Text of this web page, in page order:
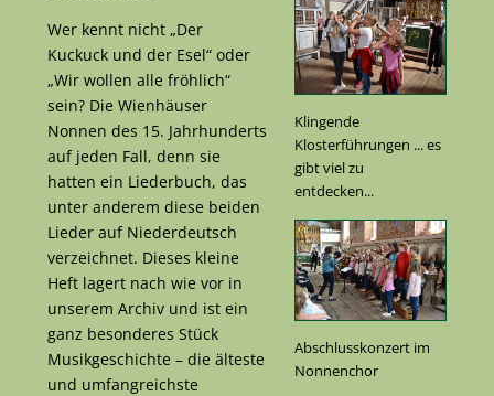
Klingende
Klosterführungen ... es
gibt viel zu
entdecken...
Abschlusskonzert im
Nonnenchor
Wer kennt nicht „Der
Kuckuck und der Esel“ oder
„Wir wollen alle fröhlich“
sein? Die Wienhäuser
Nonnen des 15. Jahrhunderts
auf jeden Fall, denn sie
hatten ein Liederbuch, das
unter anderem diese beiden
Lieder auf Niederdeutsch
verzeichnet. Dieses kleine
Heft lagert nach wie vor in
unserem Archiv und ist ein
ganz besonderes Stück
Musikgeschichte – die älteste
und umfangreichste